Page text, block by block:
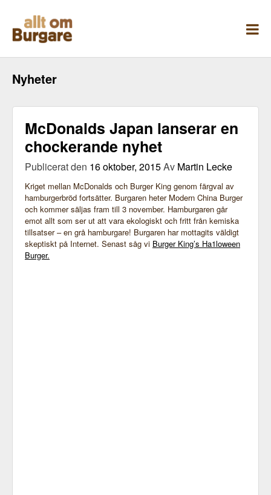
innehåll
Nyheter
McDonalds Japan lanserar en
chockerande nyhet
Publicerat den 16 oktober, 2015Av Martin Lecke
Kriget mellan McDonalds och Burger King genom färgval av
hamburgerbröd fortsätter. Burgaren heter Modern China Burger
och kommer säljas fram till 3 november. Hamburgaren går
emot allt som ser ut att vara ekologiskt och fritt från kemiska
tillsatser – en grå hamburgare! Burgaren har mottagits väldigt
skeptiskt på Internet. Senast såg vi Burger King’s Ha1loween
Burger.